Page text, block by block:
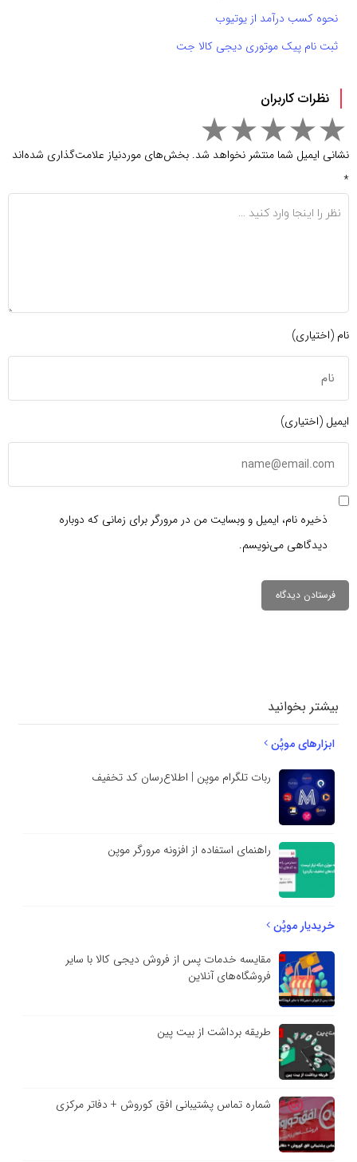
نحوه کسب درآمد از یوتیوب
ثبت نام پیک موتوری دیجی کالا جت
نظرات کاربران
نشانی ایمیل شما منتشر نخواهد شد. بخش‌های موردنیاز علامت‌گذاری شده‌اند
*
نام (اختیاری)
ایمیل (اختیاری)
ذخیره نام، ایمیل و وبسایت من در مرورگر برای زمانی که دوباره
دیدگاهی می‌نویسم.
بیشتر بخوانید
ابزارهای موپُن
ربات تلگرام موپن | اطلاع‌رسان کد تخفیف
راهنمای استفاده از افزونه مرورگر موپن
خریدیار موپُن
مقایسه خدمات پس از فروش دیجی کالا با سایر
فروشگاه‌های آنلاین
طریقه برداشت از بیت پین
شماره تماس پشتیبانی افق کوروش + دفاتر مرکزی